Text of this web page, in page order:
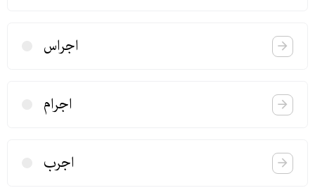
اجراس
اجرام
اجرب